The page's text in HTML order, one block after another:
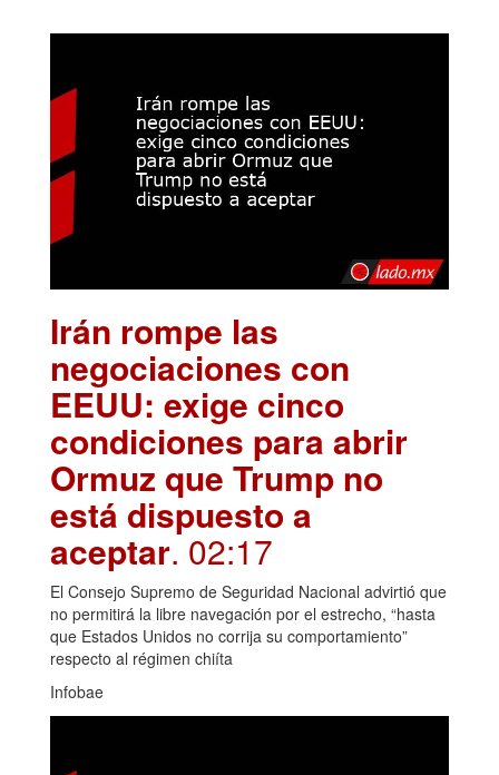
Irán rompe las
negociaciones con
EEUU: exige cinco
condiciones para abrir
Ormuz que Trump no
está dispuesto a
aceptar. 02:17
El Consejo Supremo de Seguridad Nacional advirtió que
no permitirá la libre navegación por el estrecho, “hasta
que Estados Unidos no corrija su comportamiento”
respecto al régimen chiíta
Infobae